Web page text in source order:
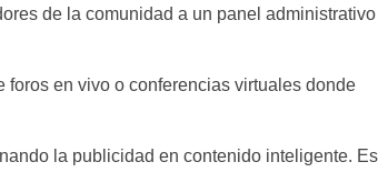
de la comunidad a un panel administrativo
en vivo o conferencias virtuales donde
la publicidad en contenido inteligente. Es